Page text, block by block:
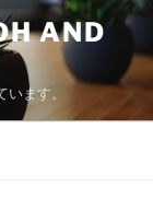
AND
ます。